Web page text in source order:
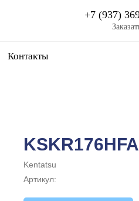
+7 (937)
Контакты
Kentatsu
Артикул: